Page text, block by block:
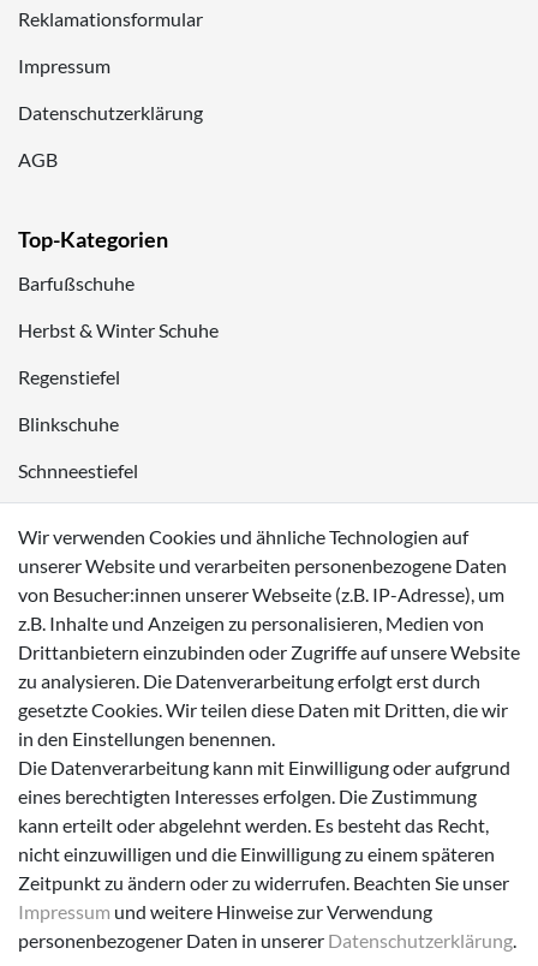
Reklamationsformular
Impressum
Datenschutzerklärung
AGB
Top-Kategorien
Barfußschuhe
Herbst & Winter Schuhe
Regenstiefel
Blinkschuhe
Schnneestiefel
Sneaker
Zahlungsmöglichkeiten
Versanddienstleister
Wir verwenden Cookies und ähnliche Technologien auf
unserer Website und verarbeiten personenbezogene Daten
von Besucher:innen unserer Webseite (z.B. IP-Adresse), um
z.B. Inhalte und Anzeigen zu personalisieren, Medien von
Drittanbietern einzubinden oder Zugriffe auf unsere Website
zu analysieren. Die Datenverarbeitung erfolgt erst durch
gesetzte Cookies. Wir teilen diese Daten mit Dritten, die wir
in den Einstellungen benennen.
Die Datenverarbeitung kann mit Einwilligung oder aufgrund
eines berechtigten Interesses erfolgen. Die Zustimmung
kann erteilt oder abgelehnt werden. Es besteht das Recht,
nicht einzuwilligen und die Einwilligung zu einem späteren
Zeitpunkt zu ändern oder zu widerrufen. Beachten Sie unser
Impressum und weitere Hinweise zur Verwendung
personenbezogener Daten in unserer Daten­schutz­erklärung.